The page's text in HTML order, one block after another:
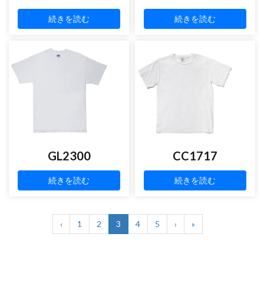
続きを読む 続きを読む
GL2300
続きを読む
CC1717
続きを読む
‹ 1 2 3 4 5 › »